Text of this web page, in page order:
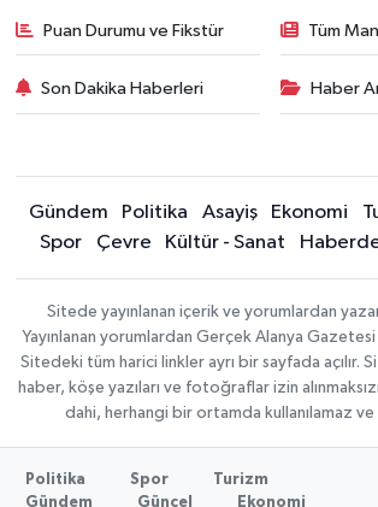
Puan Durumu ve Fikstür Tüm
Son Dakika Haberleri Haber
Gündem Politika Asayiş Ekonomi
Spor
Çevre Kültür - Sanat
Sitede yayınlanan içerik ve yorumlardan
Yayınlanan yorumlardan Gerçek Alanya
Sitedeki tüm harici linkler ayrı bir sayfada açılır.
haber, köşe yazıları ve fotoğraflar izin
dahi, herhangi bir ortamda kullanılamaz ve
Politika Spor
Turizm
Gündem
Güncel Ekonomi